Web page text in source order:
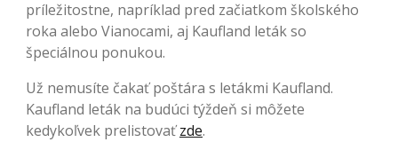
príležitostne, napríklad pred začiatkom školského
roka alebo Vianocami, aj Kaufland leták so
špeciálnou ponukou.
Už nemusíte čakať poštára s letákmi Kaufland.
Kaufland leták na budúci týždeň si môžete
kedykoľvek prelistovaťzde.